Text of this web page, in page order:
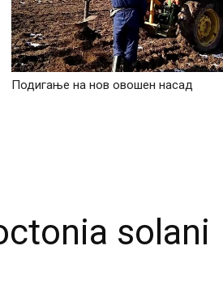
Подигање на нов овошен насад